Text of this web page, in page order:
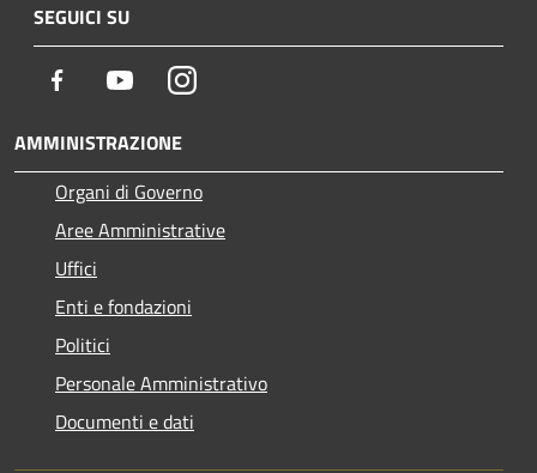
SEGUICI SU
Facebook YoutubeInstagram
AMMINISTRAZIONE
Organi di Governo
Aree Amministrative
Uffici
Enti e fondazioni
Politici
Personale Amministrativo
Documenti e dati